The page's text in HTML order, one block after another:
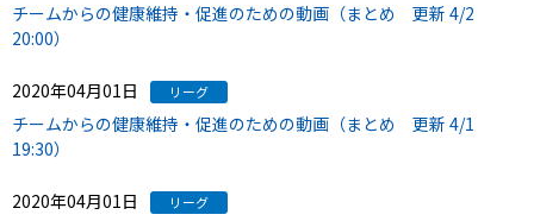
チームからの健康維持・促進のための動画（まとめ 更新 4/2
20:00）
2020年04月01日 リーグ
チームからの健康維持・促進のための動画（まとめ 更新 4/1
19:30）
2020年04月01日 リーグ